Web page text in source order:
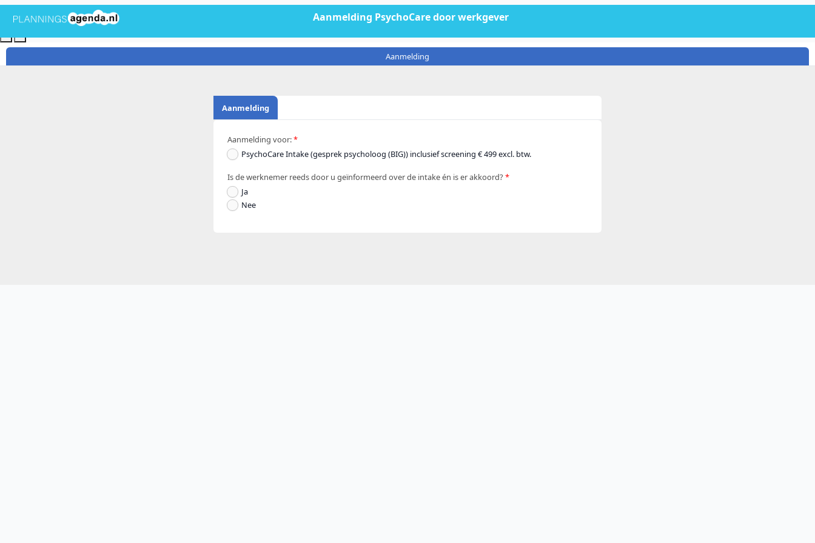
Aanmelding PsychoCare door werkgever
Aanmelding
Aanmelding
Aanmelding voor:
PsychoCare Intake (gesprek psycholoog (BIG)) inclusief screening € 499 excl. btw.
Is de werknemer reeds door u geïnformeerd over de intake én is er akkoord?
Ja
Nee